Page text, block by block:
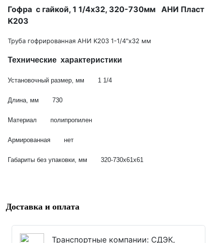
Гофра с гайкой, 1 1/4x32, 320-730мм АНИ Пласт
K203
Труба гофрированная АНИ K203 1-1/4"х32 мм
Технические характеристики
Установочный размер, мм 1 1/4
Длина, мм 730
Материал полипропилен
Армированная нет
Габариты без упаковки, мм 320-730х61х61
Доставка и оплата
Транспортные компании: СДЭК,